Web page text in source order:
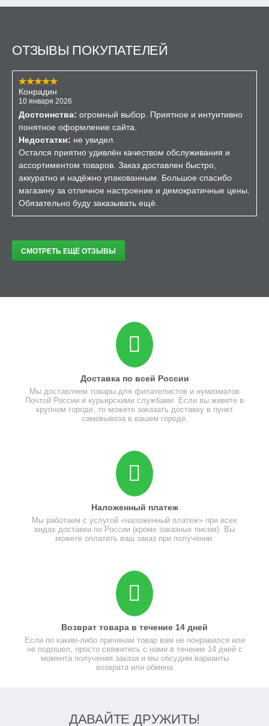
ОТЗЫВЫ ПОКУПАТЕЛЕЙ
Конрадин
10 января 2026
Достоинства: огромный выбор. Приятное и интуитивно
понятное оформление сайта.
Недостатки: не увидел.
Остался приятно удивлён качеством обслуживания и
ассортиментом товаров. Заказ доставлен быстро,
аккуратно и надёжно упакованным. Большое спасибо
магазину за отличное настроение и демократичные цены.
Обязательно буду заказывать ещё.
СМОТРЕТЬ ЕЩЁ ОТЗЫВЫ
Доставка по всей России
Мы доставляем товары для филателистов и нумизматов
Почтой России и курьерскими службами. Если вы живете в
крупном городе, то можете заказать доставку в пункт
самовывоза в вашем городе.
Наложенный платеж
Мы работаем с услугой «наложенный платеж» при всех
видах доставки по России (кроме заказных писем). Вы
можете оплатить ваш заказ при получении.
Возврат товара в течение 14 дней
Если по каким-либо причинам товар вам не понравился или
не подошел, просто свяжитесь с нами в течение 14 дней с
момента получения заказа и мы обсудим варианты
возврата или обмена
ДАВАЙТЕ ДРУЖИТЬ!